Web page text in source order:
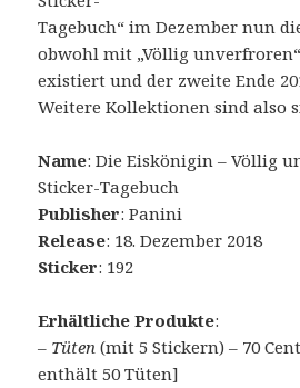
Tagebuch“ im Dezember nun
obwohl mit „Völlig
existiert und der zweite Ende
Weitere Kollektionen sind also
Name: Die Eiskönigin – Völlig
Sticker-Tagebuch
Publisher: Panini
Release: 18. Dezember 2018
Sticker: 192
Erhältliche Produkte:
– Tüten (mit 5 Stickern) – 70
enthält 50 Tüten]